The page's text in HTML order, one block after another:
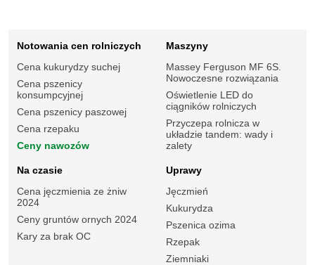
Notowania cen rolniczych
Cena kukurydzy suchej
Cena pszenicy
konsumpcyjnej
Cena pszenicy paszowej
Cena rzepaku
Ceny nawozów
Maszyny
Massey Ferguson MF 6S.
Nowoczesne rozwiązania
Oświetlenie LED do
ciągników rolniczych
Przyczepa rolnicza w
układzie tandem: wady i
zalety
Na czasie
Cena jęczmienia ze żniw
2024
Ceny gruntów ornych 2024
Kary za brak OC
Uprawy
Jęczmień
Kukurydza
Pszenica ozima
Rzepak
Ziemniaki